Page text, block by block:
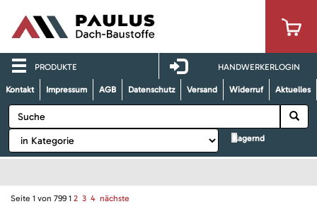
PRODUKTE HANDWERKERLOGIN
Kontakt Impressum AGB Datenschutz Versand Widerruf Aktuelles
lagernd
Seite 1 von 799 1 2 3 4 nächste